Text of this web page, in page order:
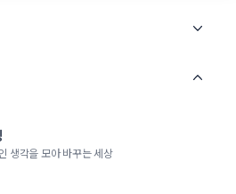
생각을 모아 바꾸는 세상